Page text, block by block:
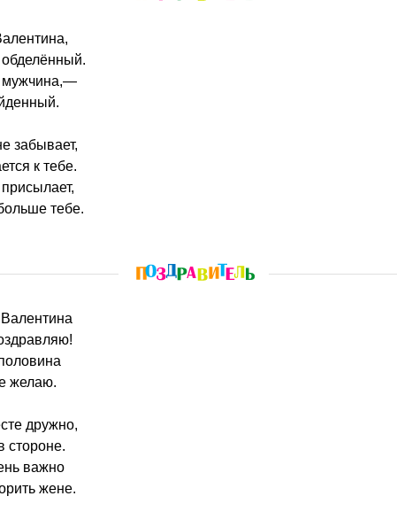
мужчина,—
забывает,
к тебе.
тебе.
Валентина
желаю.
дружно,
стороне.
важно
жене.